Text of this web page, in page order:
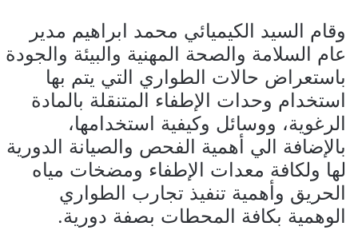
وقام السيد الكيميائي محمد ابراهيم مدير
عام السلامة والصحة المهنية والبيئة والجودة
باستعراض حالات الطواري التي يتم بها
استخدام وحدات الإطفاء المتنقلة بالمادة
الرغوية، ووسائل وكيفية استخدامها،
بالإضافة الي أهمية الفحص والصيانة الدورية
لها ولكافة معدات الإطفاء ومضخات مياه
الحريق وأهمية تنفيذ تجارب الطواري
الوهمية بكافة المحطات بصفة دورية.